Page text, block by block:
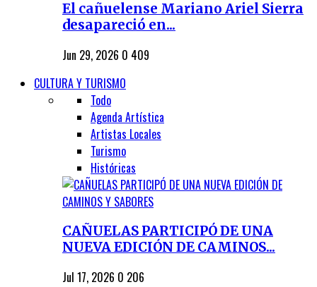
El cañuelense Mariano Ariel Sierra
desapareció en...
Jun 29, 2026 0 409
CULTURA Y TURISMO
Todo
Agenda Artística
Artistas Locales
Turismo
Históricas
CAÑUELAS PARTICIPÓ DE UNA
NUEVA EDICIÓN DE CAMINOS...
Jul 17, 2026 0 206